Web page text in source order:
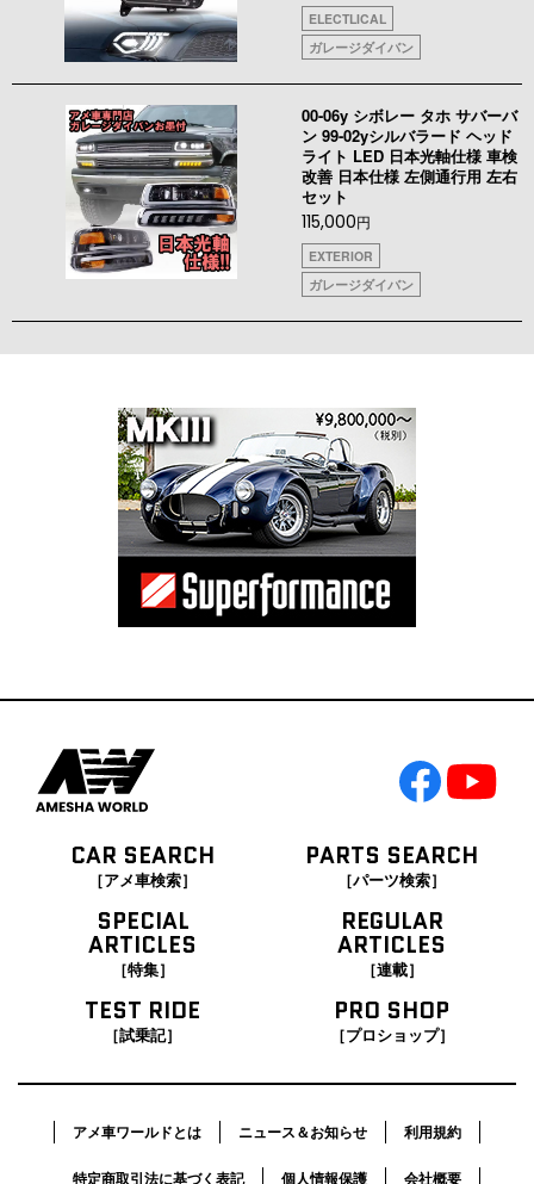
ELECTLICAL
ガレージダイバン
00-06y シボレー タホ サバーバ
ン 99-02yシルバラード ヘッド
ライト LED 日本光軸仕様 車検
改善 日本仕様 左側通行用 左右
セット
115,000円
EXTERIOR
ガレージダイバン
CAR SEARCH
［アメ車検索］
PARTS SEARCH
［パーツ検索］
SPECIAL
ARTICLES
［特集］
REGULAR
ARTICLES
［連載］
TEST RIDE
［試乗記］
PRO SHOP
［プロショップ］
アメ車ワールドとは ニュース＆お知らせ 利用規約
特定商取引法に基づく表記 個人情報保護 会社概要